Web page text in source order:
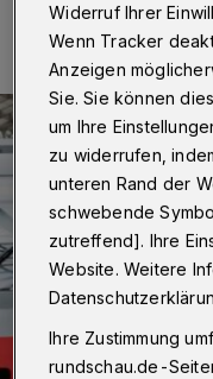
Widerruf Ihrer
Wenn Tracker
Anzeigen
Sie. Sie können
um Ihre
zu widerrufen,
unteren Rand der
schwebende
zutreffend]. Ihre
Website. Weitere
Ihre Zustimmung
rundschau.de-